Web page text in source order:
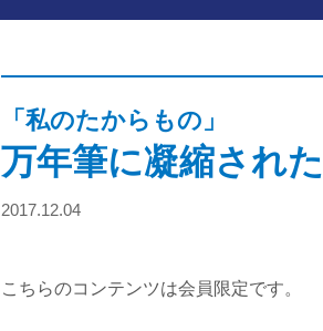
「私のたからもの」
万年筆に凝縮され
2017.12.04
こちらのコンテンツは会員限定です。